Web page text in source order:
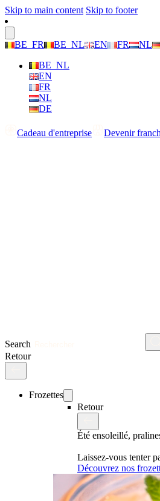
Skip to main content Skip to footer
BE_FR BE_NL EN FR NL
BE_NL
EN
FR
NL
DE
Cadeau d'entreprise Devenir
Search
Retour
Frozettes
Retour
Été ensoleillé,
Laissez-vous tenter
Découvrez nos